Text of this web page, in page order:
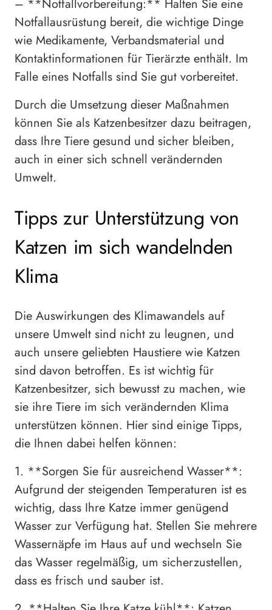
– **Notfallvorbereitung:** Halten Sie eine
Notfallausrüstung bereit, die wichtige Dinge
wie Medikamente, Verbandsmaterial und
Kontaktinformationen für Tierärzte enthält. Im
Falle eines Notfalls sind Sie gut vorbereitet.
Durch die Umsetzung dieser Maßnahmen
können Sie als Katzenbesitzer dazu beitragen,
dass Ihre Tiere gesund und sicher bleiben,
auch in einer sich schnell verändernden
Umwelt.
Tipps zur Unterstützung von
Katzen im sich wandelnden
Klima
Die Auswirkungen des Klimawandels auf
unsere Umwelt sind nicht zu leugnen, und
auch unsere geliebten Haustiere wie Katzen
sind davon betroffen. Es ist wichtig für
Katzenbesitzer, sich bewusst zu machen, wie
sie ihre Tiere im sich verändernden Klima
unterstützen können. Hier sind einige Tipps,
die Ihnen dabei helfen können:
1. **Sorgen Sie für ausreichend Wasser**:
Aufgrund der steigenden Temperaturen ist es
wichtig, dass Ihre Katze immer genügend
Wasser zur Verfügung hat. Stellen Sie mehrere
Wassernäpfe im Haus auf und wechseln Sie
das Wasser regelmäßig, um sicherzustellen,
dass es frisch und sauber ist.